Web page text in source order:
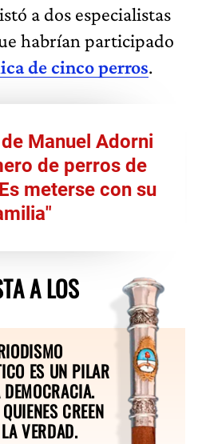
a dos especialistas
habrían participado
de cinco perros.
Manuel Adorni
de perros de
meterse con su
A LOS
ES UN PILAR
CREEN
VERDAD.